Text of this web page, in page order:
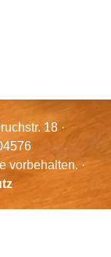
18 ·
vorbehalten. ·